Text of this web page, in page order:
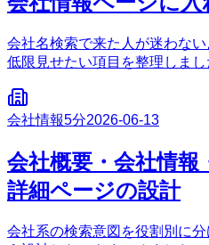
会社名検索で来た人が迷わな
低限見せたい項目を整理しまし
会社情報5分2026-06-13
会社概要・会社情
詳細ページの設計
会社系の検索意図を役割別に